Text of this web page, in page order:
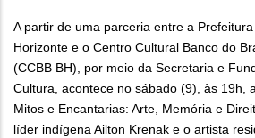
A partir de uma parceria entre a
Horizonte e o Centro Cultural Banco do
(CCBB BH), por meio da Secretaria e
Cultura, acontece no sábado (9), às 19h,
Mitos e Encantarias: Arte, Memória e
líder indígena Ailton Krenak e o artista